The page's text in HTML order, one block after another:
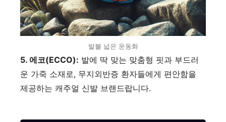
발볼 넓은 운동화
5. 에코(ECCO): 발에 딱 맞는 맞춤형 핏과 부드러
운 가죽 소재로, 무지외반증 환자들에게 편안함을
제공하는 캐주얼 신발 브랜드랍니다.